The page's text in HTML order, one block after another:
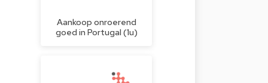
Aankoop onroerend
goed in Portugal (1u)